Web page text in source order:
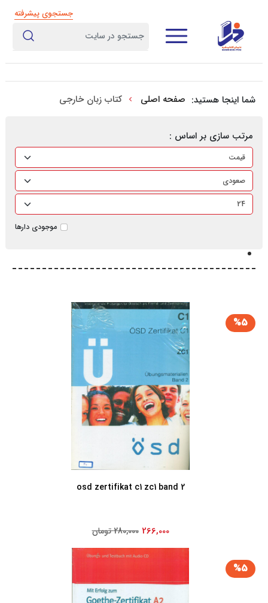
جستجوی پیشرفته
شما اینجا هستید: صفحه اصلی کتاب زبان خارجی
مرتب سازی بر اساس :
موجودی دارها
%5
osd zertifikat c1 zc1 band 2
266,000 280,000 تومان
%5